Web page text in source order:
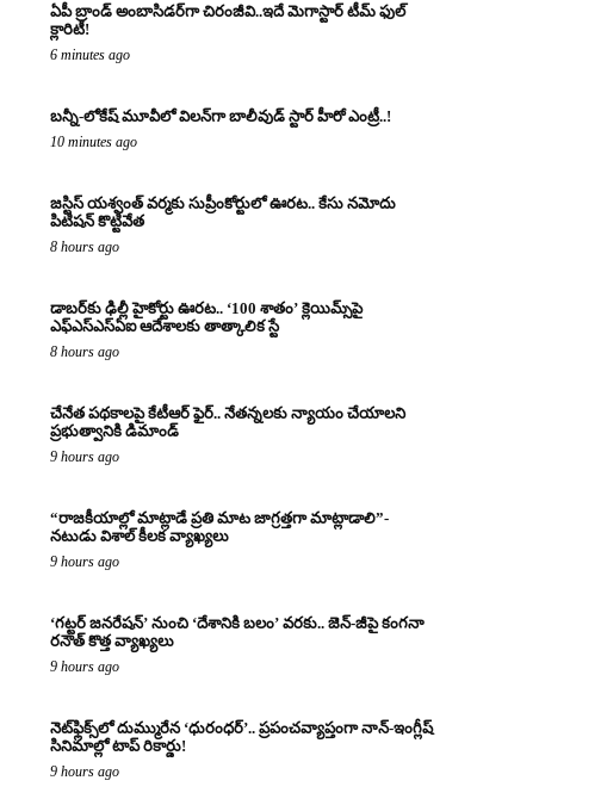
ఏపీ బ్రాండ్ అంబాసిడర్‌గా చిరంజీవి..ఇదే మెగాస్టార్ టీమ్ ఫుల్
క్లారిటీ!
6 minutes ago
బన్నీ-లోకేష్ మూవీలో విలన్‌గా బాలీవుడ్ స్టార్ హీరో ఎంట్రీ..!
10 minutes ago
జస్టిస్ యశ్వంత్ వర్మకు సుప్రీంకోర్టులో ఊరట.. కేసు నమోదు
పిటిషన్ కొట్టివేత
8 hours ago
డాబర్‌కు ఢిల్లీ హైకోర్టు ఊరట.. ‘100 శాతం’ క్లెయిమ్స్‌పై
ఎఫ్‌ఎస్‌ఎస్‌ఏఐ ఆదేశాలకు తాత్కాలిక స్టే
8 hours ago
చేనేత పథకాలపై కేటీఆర్ ఫైర్.. నేతన్నలకు న్యాయం చేయాలని
ప్రభుత్వానికి డిమాండ్
9 hours ago
“రాజకీయాల్లో మాట్లాడే ప్రతి మాట జాగ్రత్తగా మాట్లాడాలి”-
నటుడు విశాల్ కీలక వ్యాఖ్యలు
9 hours ago
‘గట్టర్ జనరేషన్’ నుంచి ‘దేశానికి బలం’ వరకు.. జెన్-జీపై కంగనా
రనౌత్ కొత్త వ్యాఖ్యలు
9 hours ago
నెట్‌ఫ్లిక్స్‌లో దుమ్మురేన ‘ధురంధర్’.. ప్రపంచవ్యాప్తంగా నాన్-ఇంగ్లీష్
సినిమాల్లో టాప్ రికార్డు!
9 hours ago